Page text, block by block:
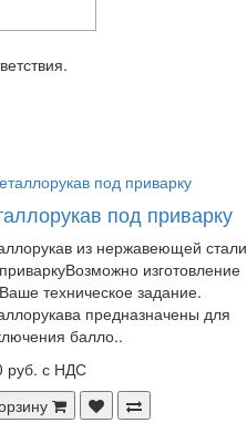
под приварку
из нержавеющей стали
изготовление
техническое задание.
предназначены для
балло..
руб. с НДС